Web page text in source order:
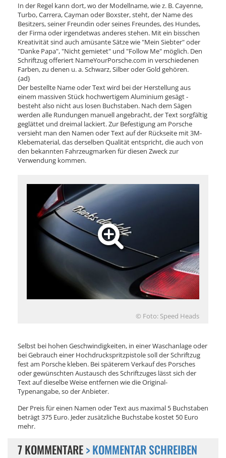
In der Regel kann dort, wo der Modellname, wie z. B. Cayenne,
Turbo, Carrera, Cayman oder Boxster, steht, der Name des
Besitzers, seiner Freundin oder seines Freundes, des Hundes,
der Firma oder irgendetwas anderes stehen. Mit ein bisschen
Kreativität sind auch amüsante Sätze wie "Mein Siebter" oder
"Danke Papa", "Nicht gemietet" und "Follow Me" möglich. Den
Schriftzug offeriert NameYourPorsche.com in verschiedenen
Farben, zu denen u. a. Schwarz, Silber oder Gold gehören.
{ad}
Der bestellte Name oder Text wird bei der Herstellung aus
einem massiven Stück hochwertigem Aluminium gesägt -
besteht also nicht aus losen Buchstaben. Nach dem Sägen
werden alle Rundungen manuell angebracht, der Text sorgfältig
geglättet und dreimal lackiert. Zur Befestigung am Porsche
versieht man den Namen oder Text auf der Rückseite mit 3M-
Klebematerial, das derselben Qualität entspricht, die auch von
den bekannten Fahrzeugmarken für diesen Zweck zur
Verwendung kommen.
© Foto: Speed Heads
Selbst bei hohen Geschwindigkeiten, in einer Waschanlage oder
bei Gebrauch einer Hochdruckspritzpistole soll der Schriftzug
fest am Porsche kleben. Bei späterem Verkauf des Porsches
oder gewünschten Austausch des Schriftzuges lässt sich der
Text auf dieselbe Weise entfernen wie die Original-
Typenangabe, so der Anbieter.
Der Preis für einen Namen oder Text aus maximal 5 Buchstaben
beträgt 375 Euro. Jeder zusätzliche Buchstabe kostet 50 Euro
mehr.
7 KOMMENTARE> KOMMENTAR SCHREIBEN